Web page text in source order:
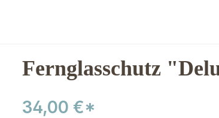
Fernglasschutz
34,00 €*